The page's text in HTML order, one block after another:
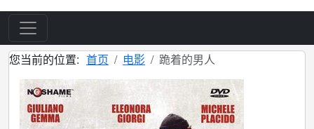
您当前的位置: 首页 电影 跪着的男人